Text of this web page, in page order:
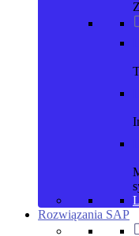
Rozwiązania SAP